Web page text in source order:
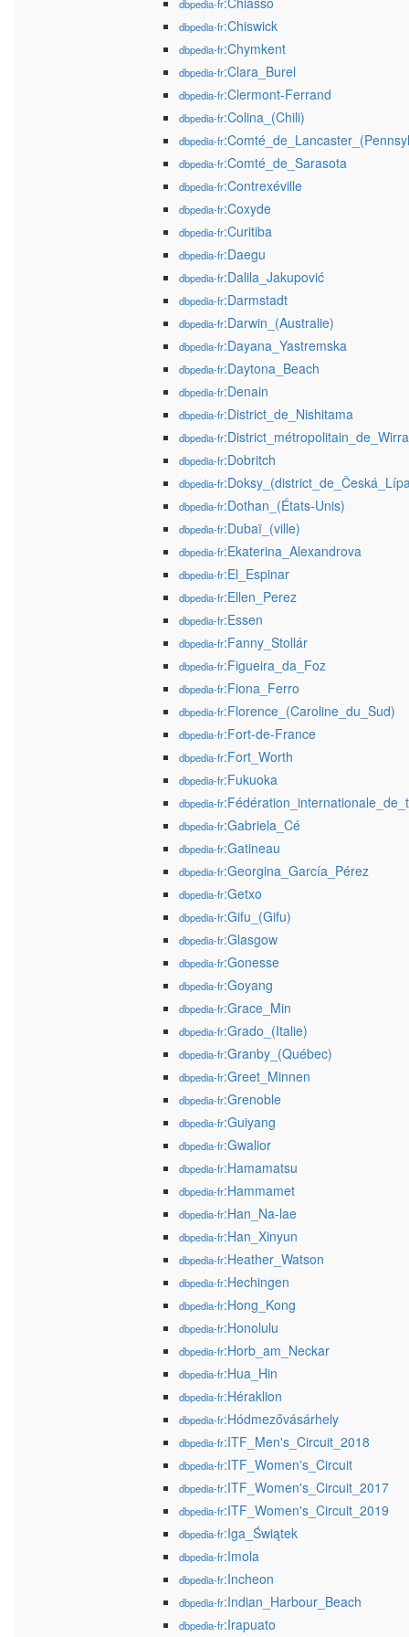
dbpedia-fr
dbpedia-fr:Chiswick
dbpedia-fr:Chymkent
dbpedia-fr:Clara_Burel
dbpedia-fr:Clermont-Ferrand
dbpedia-fr:Colina_(Chili)
dbpedia-fr
dbpedia-fr:Comté_de_Sarasota
dbpedia-fr:Contrexéville
dbpedia-fr:Coxyde
dbpedia-fr:Curitiba
dbpedia-fr:Daegu
dbpedia-fr:Dalila_Jakupović
dbpedia-fr:Darmstadt
dbpedia-fr:Darwin_(Australie)
dbpedia-fr:Dayana_Yastremska
dbpedia-fr:Daytona_Beach
dbpedia-fr:Denain
dbpedia-fr:District_de_Nishitama
dbpedia-fr
dbpedia-fr:Dobritch
dbpedia-fr
dbpedia-fr:Dothan_(États-Unis)
dbpedia-fr:Dubaï_(ville)
dbpedia-fr:Ekaterina_Alexandrova
dbpedia-fr:El_Espinar
dbpedia-fr:Ellen_Perez
dbpedia-fr:Essen
dbpedia-fr:Fanny_Stollár
dbpedia-fr:Figueira_da_Foz
dbpedia-fr:Fiona_Ferro
dbpedia-fr:Florence_(Caroline_du_Sud)
dbpedia-fr:Fort-de-France
dbpedia-fr:Fort_Worth
dbpedia-fr:Fukuoka
dbpedia-fr
dbpedia-fr:Gabriela_Cé
dbpedia-fr:Gatineau
dbpedia-fr:Georgina_García_Pérez
dbpedia-fr:Getxo
dbpedia-fr:Gifu_(Gifu)
dbpedia-fr:Glasgow
dbpedia-fr:Gonesse
dbpedia-fr:Goyang
dbpedia-fr:Grace_Min
dbpedia-fr:Grado_(Italie)
dbpedia-fr:Granby_(Québec)
dbpedia-fr:Greet_Minnen
dbpedia-fr:Grenoble
dbpedia-fr:Guiyang
dbpedia-fr:Gwalior
dbpedia-fr:Hamamatsu
dbpedia-fr:Hammamet
dbpedia-fr:Han_Na-lae
dbpedia-fr:Han_Xinyun
dbpedia-fr:Heather_Watson
dbpedia-fr:Hechingen
dbpedia-fr:Hong_Kong
dbpedia-fr:Honolulu
dbpedia-fr:Horb_am_Neckar
dbpedia-fr:Hua_Hin
dbpedia-fr:Héraklion
dbpedia-fr:Hódmezővásárhely
dbpedia-fr:ITF_Men's_Circuit_2018
dbpedia-fr:ITF_Women's_Circuit
dbpedia-fr:ITF_Women's_Circuit_2017
dbpedia-fr:ITF_Women's_Circuit_2019
dbpedia-fr:Iga_Świątek
dbpedia-fr:Imola
dbpedia-fr:Incheon
dbpedia-fr:Indian_Harbour_Beach
dbpedia-fr:Irapuato